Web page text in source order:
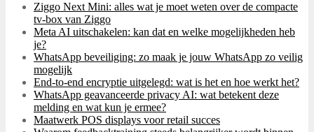
Ziggo Next Mini: alles wat je moet weten over de compacte
tv-box van Ziggo
Meta AI uitschakelen: kan dat en welke mogelijkheden heb
je?
WhatsApp beveiliging: zo maak je jouw WhatsApp zo veilig
mogelijk
End-to-end encryptie uitgelegd: wat is het en hoe werkt het?
WhatsApp geavanceerde privacy AI: wat betekent deze
melding en wat kun je ermee?
Maatwerk POS displays voor retail succes